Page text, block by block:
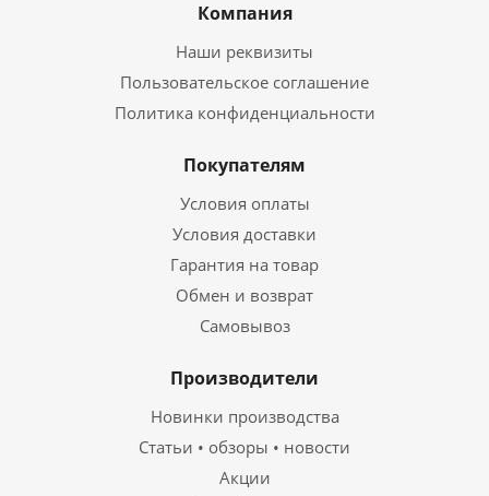
Компания
Наши реквизиты
Пользовательское соглашение
Политика конфиденциальности
Покупателям
Условия оплаты
Условия доставки
Гарантия на товар
Обмен и возврат
Самовывоз
Производители
Новинки производства
Статьи • обзоры • новости
Акции